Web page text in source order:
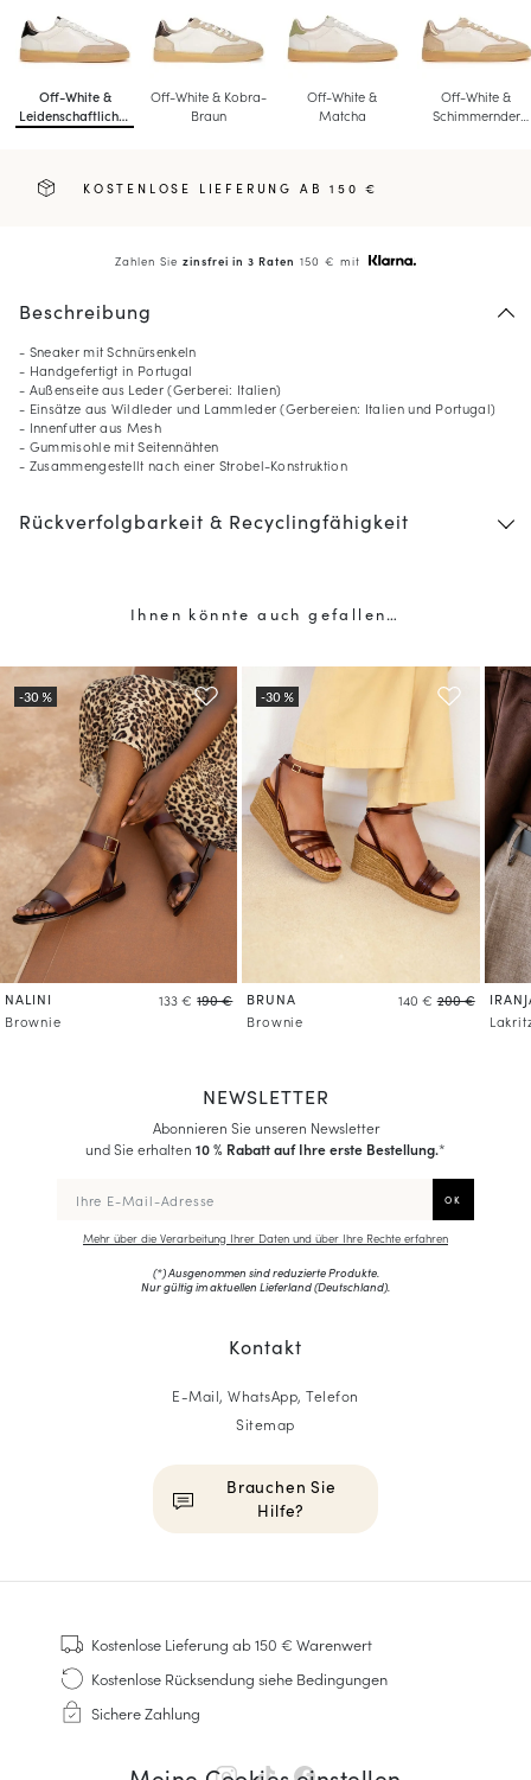
Off-White &
Leidenschaftliches
Schwarz
Off-White & Kobra-
Braun
Off-White &
Matcha
Off-White &
Schimmernder
KOSTENLOSE LIEFERUNG AB 150 €
Zahlen Siezinsfrei in 3 Raten 150 € mit
Beschreibung
- Sneaker mit Schnürsenkeln
- Handgefertigt in Portugal
- Außenseite aus Leder (Gerberei: Italien)
- Einsätze aus Wildleder und Lammleder (Gerbereien: Italien und Portugal)
- Innenfutter aus Mesh
- Gummisohle mit Seitennähten
- Zusammengestellt nach einer Strobel-Konstruktion
Rückverfolgbarkeit & Recyclingfähigkeit
Ihnen könnte auch gefallen…
NALINI 133 € 190 €
Brownie
BRUNA 140 € 200 €
Brownie
NEWSLETTER
Abonnieren Sie unseren Newsletter
und Sie erhalten 10 % Rabatt auf Ihre erste Bestellung.*
Mehr über die Verarbeitung Ihrer Daten und über Ihre Rechte erfahren
(*) Ausgenommen sind reduzierte Produkte.
Nur gültig im aktuellen Lieferland (Deutschland).
Kontakt
E-Mail, WhatsApp, Telefon
Sitemap
Brauchen Sie
Hilfe?
Sneakers
Goodyear genäht
Derbys & Richelieu
Richelieu-Herrenschuhe
Kostenlose Lieferung ab 150 € Warenwert
Kostenlose Rücksendung siehe Bedingungen
Sichere Zahlung